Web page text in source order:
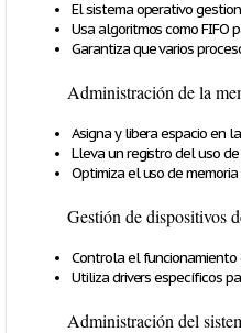
El sistema operativo
Usa algoritmos como FIFO
Garantiza que varios
Administración de la
Asigna y libera espacio en
Lleva un registro del uso
Optimiza el uso de
Gestión de dispositivos
Controla el funcionamiento
Utilizadriversespecíficos
Administración del